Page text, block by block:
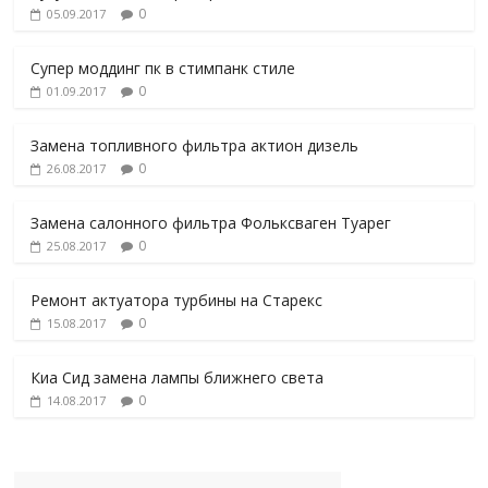
05.09.2017 0
Супер моддинг пк в стимпанк стиле
01.09.2017 0
Замена топливного фильтра актион дизель
26.08.2017 0
Замена салонного фильтра Фольксваген Туарег
25.08.2017 0
Ремонт актуатора турбины на Старекс
15.08.2017 0
Киа Сид замена лампы ближнего света
14.08.2017 0